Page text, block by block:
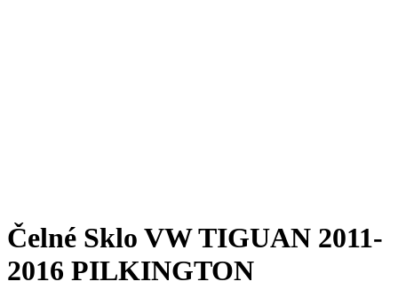
Čelné Sklo VW TIGUAN 2011-
2016 PILKINGTON